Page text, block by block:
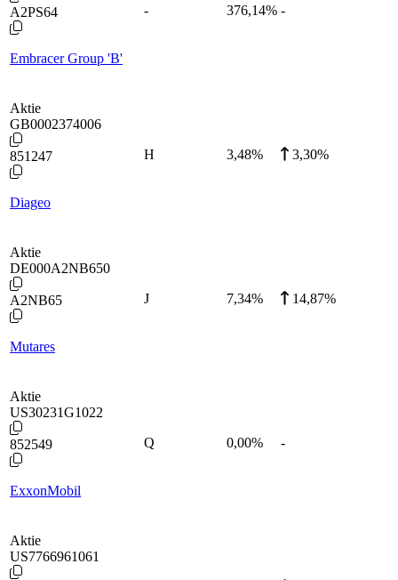
A2PS64
Embracer Group 'B'
- 376,14% -
Aktie
GB0002374006
851247
Diageo
H 3,48% 3,30%
Aktie
DE000A2NB650
A2NB65
Mutares
J 7,34% 14,87%
Aktie
US30231G1022
852549
ExxonMobil
Q 0,00% -
Aktie
US7766961061